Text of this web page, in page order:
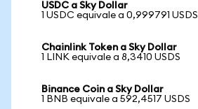
USDC a Sky Dollar
1 USDC equivale a 0,999791 USDS
Chainlink Token a Sky Dollar
1 LINK equivale a 8,3410 USDS
Binance Coin a Sky Dollar
1 BNB equivale a 592,4517 USDS